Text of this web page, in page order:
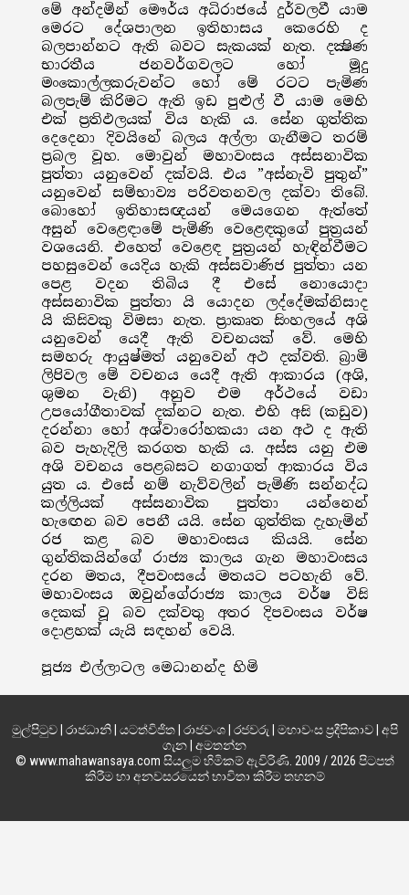
මේ අන්දමින් මෞර්ය අධිරාජයේ දුර්වලවී යාම
මෙරට දේශපාලන ඉතිහාසය කෙරෙහි ද
බලපාන්නට ඇති බවට සැකයක් නැත. දක්‍ෂිණ
භාරතීය ජනවර්ගවලට හෝ මූදු
මංකොල්ලකරුවන්ට හෝ මේ රටට පැමිණ
බලපැම් කිරිමට ඇති ඉඩ පුළුල් වී යාම මෙහි
එක් ප්‍රතිඵලයක් විය හැකි ය. සේන ගුත්තික
දෙදෙනා දිවයිනේ බලය අල්ලා ගැනීමට තරම්
ප්‍රබල වූහ. මොවුන් මහාවංසය අස්සනාවික
පුත්තා යනුවෙන් දක්වයි. එය ”අස්නැවි පුතුන්”
යනුවෙන් සම්භාව්‍ය පරිවතනවල දක්වා තිබේ.
බොහෝ ඉතිහාසඥයන් මෙයගෙන ඇත්තේ
අසුන් වෙළෙඳාමේ පැමිණි වෙළෙඳකුගේ පුත්‍රයන්
වශයෙනි. එහෙත් වෙළෙඳ පුත්‍රයන් හැඳින්වීමට
පහසුවෙන් යෙදිය හැකි අස්සවාණිජ පුත්තා යන
පෙළ වදන තිබිය දී එසේ නොයොදා
අස්සනාවික පුත්තා යි යොදන ලද්දේමක්නිසාද
යි කිසිවකු විමසා නැත. ප්‍රාකෘත සිංහලයේ අශි
යනුවෙන් යෙදී ඇති වචනයක් වේ. මෙහි
සමහරු ආයුෂ්මත් යනුවෙන් අථ දක්වති. බ්‍රාමි
ලිපිවල මේ වචනය යෙදී ඇති ආකාරය (අශි,
ශුමන වැනි) අනුව එම අර්ථයේ වඩා
උපයෝගීතාවක් දක්නට නැත. එහි අසි (කඩුව)
දරන්නා හෝ අශ්වාරෝහකයා යන අථ ද ඇති
බව පැහැදිලි කරගත හැකි ය. අස්ස යනු එම
අශි වචනය පෙළබසට නගාගත් ආකාරය විය
යුත ය. එසේ නම් නැව්වලින් පැමිණි සන්නද්ධ
කල්ලියක් අස්සනාවික පුත්තා යන්නෙන්
හැඟෙන බව පෙනී යයි. සේන ගුත්තික දැහැමින්
රජ කළ බව මහාවංසය කියයි. සේන
ගුන්තිකයින්ගේ රාජ්‍ය කාලය ගැන මහාවංසය
දරන මතය, දීපවංසයේ මතයට පටහැනි වේ.
මහාවංසය ඔවුන්ගේරාජ්‍ය කාලය වර්ෂ විසි
දෙකක් වූ බව දක්වතු අතර දිපවංසය වර්ෂ
දොළහක් යැයි සඳහන් වෙයි.
පූජ්‍ය එල්ලාටල මෙධානන්ද හිමි
මුල්පිටුව| රාජධානි| යටත්විජිත| රාජවංශ| රජවරු මහාවංස ප්‍රදීපිකාව| අපි
ගැන අමතන්න
© www.mahawansaya.com සියලුම හිමිකම් ඇවිරිණි. 2009 / 2026 පිටපත්
කිරීම හා අනවසරයෙන් භාවිතා කිරීම තහනම්